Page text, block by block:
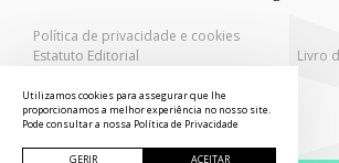
Política de privacidade e cookies
Estatuto Editorial
Livro
Utilizamos cookies para assegurar que lhe
proporcionamos a melhor experiência no nosso site.
Pode consultar a nossa Política de Privacidade
GERIR ACEITAR